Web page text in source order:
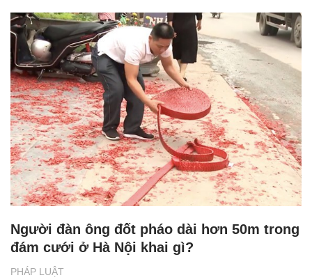
PHÁP LUẬT
Người đàn ông đốt pháo dài hơn 50m trong
đám cưới ở Hà Nội khai gì?